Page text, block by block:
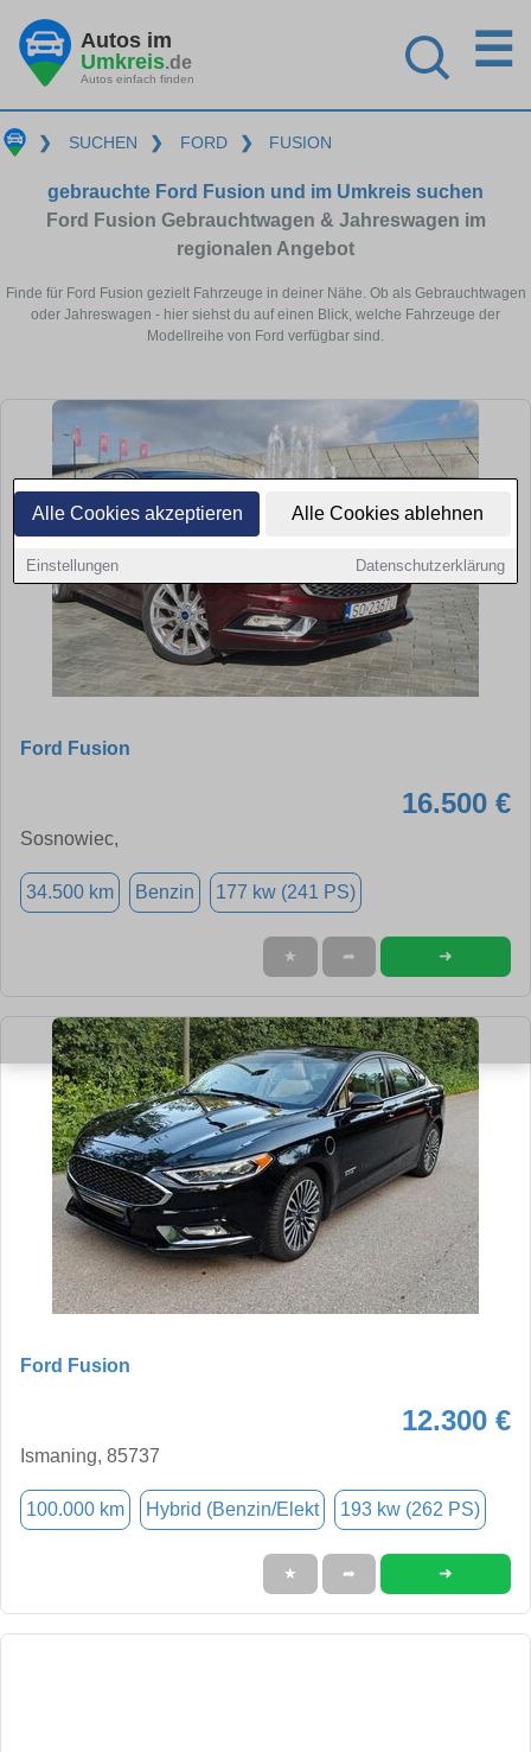
Alle Cookies akzeptieren Alle Cookies ablehnen
Einstellungen Datenschutzerklärung
Autos im
Umkreis.de
Autos einfach finden
☰
❯ SUCHEN ❯ FORD ❯ FUSION
gebrauchte Ford Fusion und im Umkreis suchen
Ford Fusion Gebrauchtwagen & Jahreswagen im
regionalen Angebot
Finde für Ford Fusion gezielt Fahrzeuge in deiner Nähe. Ob als Gebrauchtwagen
oder Jahreswagen - hier siehst du auf einen Blick, welche Fahrzeuge der
Modellreihe von Ford verfügbar sind.
Ford Fusion
16.500 €
Sosnowiec,
34.500 km Benzin 177 kw (241 PS)
★ ➦ ➜
Ford Fusion
12.300 €
Ismaning, 85737
100.000 km Hybrid (Benzin/Elekt 193 kw (262 PS)
★ ➦ ➜